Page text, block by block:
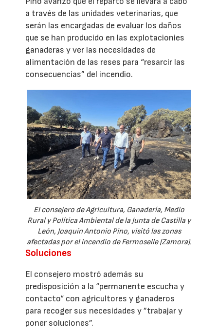
a través de las unidades veterinarias, que
serán las encargadas de evaluar los daños
que se han producido en las explotacionies
ganaderas y ver las necesidades de
alimentación de las reses para “resarcir las
consecuencias” del incendio.
El consejero de Agricultura, Ganadería, Medio
Rural y Política Ambiental de la Junta de Castilla y
León, Joaquín Antonio Pino, visitó las zonas
afectadas por el incendio de Fermoselle (Zamora).
Soluciones
El consejero mostró además su
predisposición a la “permanente escucha y
contacto“ con agricultores y ganaderos
para recoger sus necesidades y ”trabajar y
poner soluciones”.